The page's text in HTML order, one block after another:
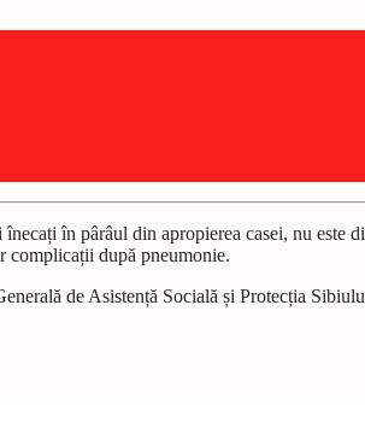
în pârâul din apropierea casei, nu este
complicații după pneumonie.
de Asistență Socială și Protecția